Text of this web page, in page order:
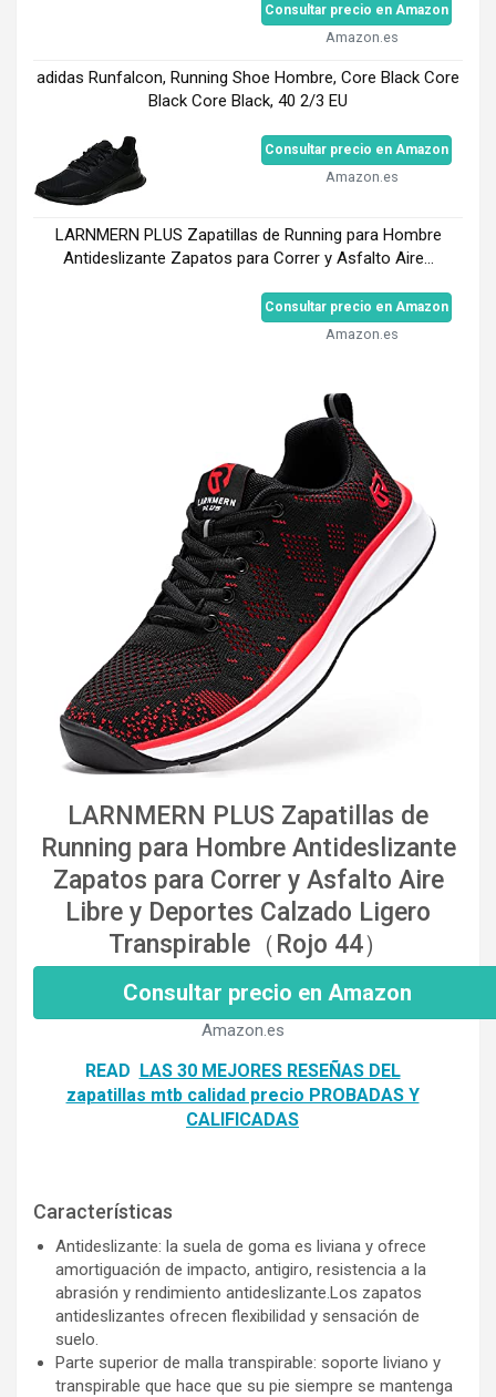
Consultar precio en Amazon
Amazon.es
adidas Runfalcon, Running Shoe Hombre, Core Black Core
Black Core Black, 40 2/3 EU
Consultar precio en Amazon
Amazon.es
LARNMERN PLUS Zapatillas de Running para Hombre
Antideslizante Zapatos para Correr y Asfalto Aire...
Consultar precio en Amazon
Amazon.es
LARNMERN PLUS Zapatillas de
Running para Hombre Antideslizante
Zapatos para Correr y Asfalto Aire
Libre y Deportes Calzado Ligero
Transpirable（Rojo 44）
Consultar precio en Amazon
Amazon.es
READ LAS 30 MEJORES RESEÑAS DEL
zapatillas mtb calidad precio PROBADAS Y
CALIFICADAS
Características
Antideslizante: la suela de goma es liviana y ofrece
amortiguación de impacto, antigiro, resistencia a la
abrasión y rendimiento antideslizante.Los zapatos
antideslizantes ofrecen flexibilidad y sensación de
suelo.
Parte superior de malla transpirable: soporte liviano y
transpirable que hace que su pie siempre se mantenga